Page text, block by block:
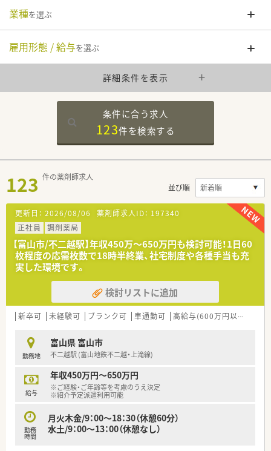
業種を選ぶ
雇用形態 / 給与を選ぶ
詳細条件を表示
条件に合う求人
123件を検索する
123 件の薬剤師求人
並び順
更新日： 2026/08/06 薬剤師求人ID： 197340
正社員
調剤薬局
【富山市/不二越駅】年収450万〜650万円も検討可能！1日60
枚程度の応需枚数で18時半終業、社宅制度や各種手当も充
実した環境です。
検討リストに追加
新卒可 未経験可 ブランク可 車通勤可 高給与(600万円以上)
勤務地
富山県 富山市
不二越駅 (富山地鉄不二越・上滝線)
給与
年収450万円～650万円
※ご経験・ご年齢等を考慮のうえ決定
※紹介予定派遣利用可能
勤務
時間
月火木金/9：00～18：30（休憩60分）
水土/9：00～13：00（休憩なし）